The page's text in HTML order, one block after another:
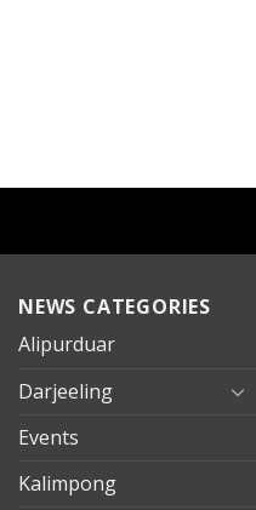
NEWS CATEGORIES
Alipurduar
Darjeeling
Events
Kalimpong